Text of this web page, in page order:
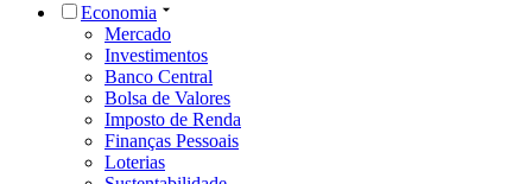
Economia
Mercado
Investimentos
Banco Central
Bolsa de Valores
Imposto de Renda
Finanças Pessoais
Loterias